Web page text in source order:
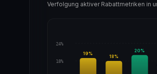
Verfolgung aktiver Rabattmetriken in
24%
18%
19%
18%
20%